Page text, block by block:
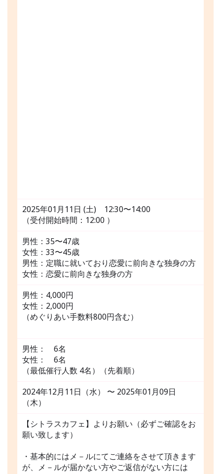
2025年01月11日 (土) 12:30〜14:00
（受付開始時間：12:00 ）
男性：35〜47歳
女性：33〜45歳
男性：定職に就いており恋愛に前向きな独身の方
女性：恋愛に前向きな独身の方
男性：4,000円
女性：2,000円
（めぐりあい手数料800円含む）
男性： 6名
女性： 6名
（最低催行人数 4名）（先着順）
2024年12月11日（水） 〜 2025年01月09日
（木）
【シトラスカフェ】よりお願い（必ずご確認をお
願い致します）
・基本的にはメ－ルにてご連絡をさせて頂きます
が、メ－ルが届かない方やご返信がない方には